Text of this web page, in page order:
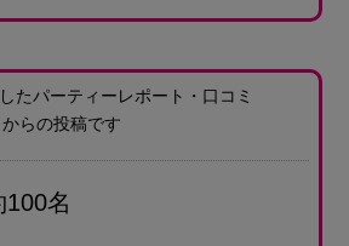
たパーティーレポート・口コミ
からの投稿です
100名